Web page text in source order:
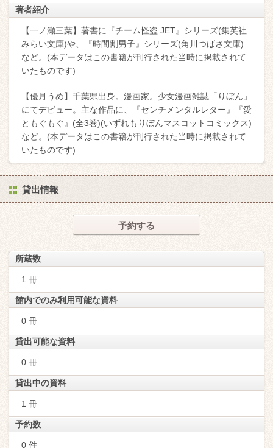
著者紹介
【一ノ瀬三葉】著書に『チーム怪盗 JET』シリーズ(集英社
みらい文庫)や、『時間割男子』シリーズ(角川つばさ文庫)
など。(本データはこの書籍が刊行された当時に掲載されて
いたものです)
【優月うめ】千葉県出身。漫画家。少女漫画雑誌「りぼん」
にてデビュー。主な作品に、『センチメンタルレター』『愛
ともぐもぐ』(全3巻)(いずれもりぼんマスコットコミックス)
など。(本データはこの書籍が刊行された当時に掲載されて
いたものです)
貸出情報
予約する
所蔵数
1 冊
館内でのみ利用可能な資料
0 冊
貸出可能な資料
0 冊
貸出中の資料
1 冊
予約数
0 件